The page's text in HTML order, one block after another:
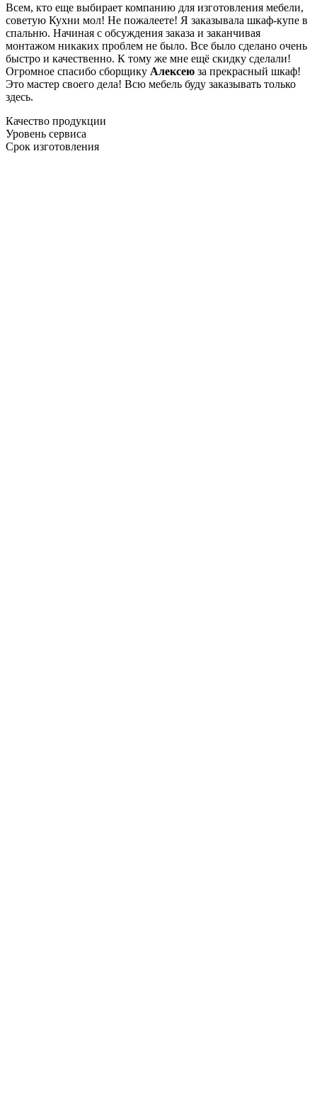
Всем, кто еще выбирает компанию для изготовления мебели,
советую Кухни мол! Не пожалеете! Я заказывала шкаф-купе в
спальню. Начиная с обсуждения заказа и заканчивая
монтажом никаких проблем не было. Все было сделано очень
быстро и качественно. К тому же мне ещё скидку сделали!
Огромное спасибо сборщику Алексею за прекрасный шкаф!
Это мастер своего дела! Всю мебель буду заказывать только
здесь.
Качество продукции
Уровень сервиса
Срок изготовления